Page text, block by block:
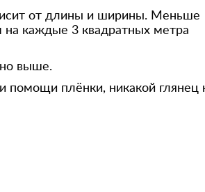
от длины и ширины. Меньше
на каждые 3 квадратных метра
выше.
помощи плёнки, никакой глянец